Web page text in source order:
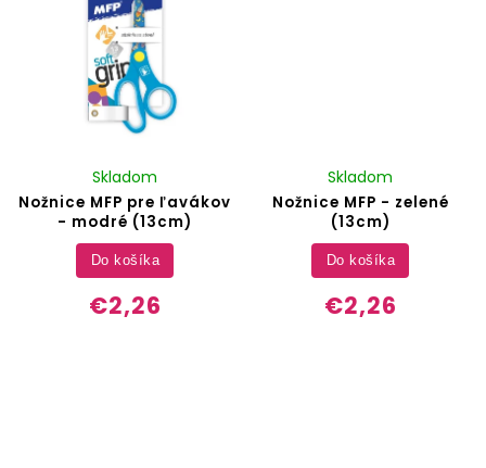
Nožnice MFP pre ľavákov
- modré (13cm)
Skladom
€2,26
Do košíka
Nožnice MFP - zelené
(13cm)
Skladom
€2,26
Do košíka